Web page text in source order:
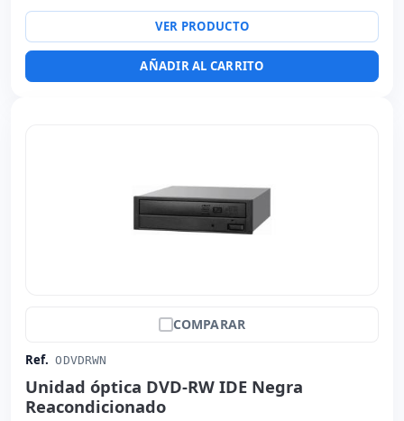
VER PRODUCTO
AÑADIR AL CARRITO
COMPARAR
Ref. ODVDRWN
Unidad óptica DVD-RW IDE Negra
Reacondicionado